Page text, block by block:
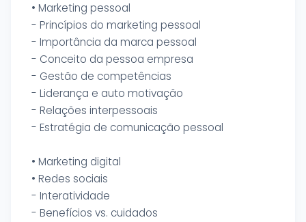
• Marketing pessoal
- Princípios do marketing pessoal
- Importância da marca pessoal
- Conceito da pessoa empresa
- Gestão de competências
- Liderança e auto motivação
- Relações interpessoais
- Estratégia de comunicação pessoal
• Marketing digital
• Redes sociais
- Interatividade
- Benefícios vs. cuidados